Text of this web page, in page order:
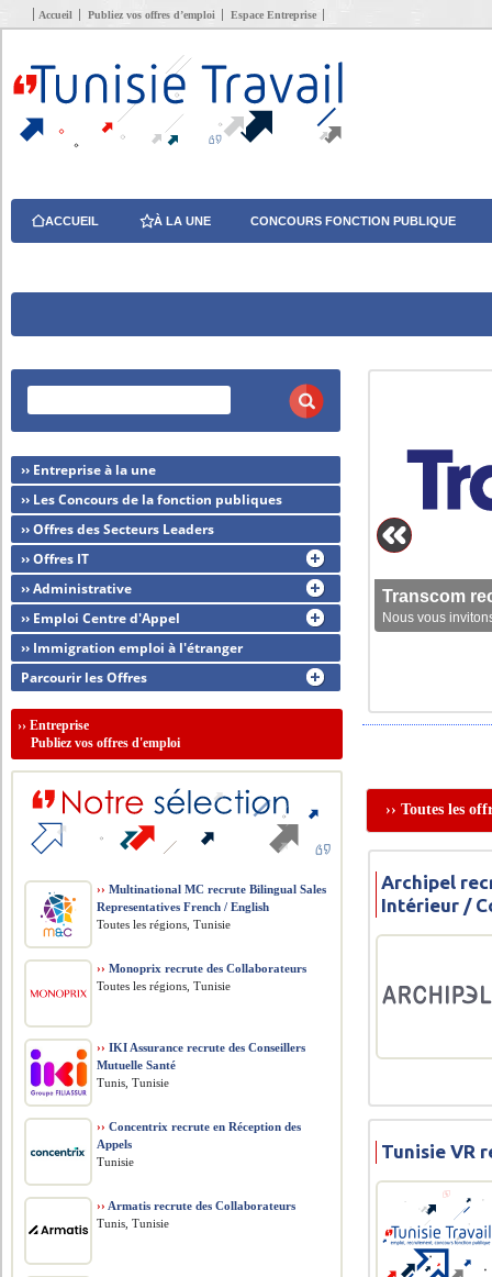
Accueil Publiez vos offres d’emploi Espace Entreprise
ACCUEIL À LA UNE CONCOURS FONCTION PUBLIQUE
Transcom
Nous vous
›› Toutes les
Archipel
Intérieur /
Tunisie VR
›› Entreprise à la une
›› Les Concours de la fonction publiques
›› Offres des Secteurs Leaders
›› Offres IT
›› Administrative
›› Emploi Centre d'Appel
›› Immigration emploi à l'étranger
Parcourir les Offres
››Entreprise
Publiez vos offres d'emploi
›› Multinational MC recrute Bilingual Sales
Representatives French / English
Toutes les régions, Tunisie
›› Monoprix recrute des Collaborateurs
Toutes les régions, Tunisie
›› IKI Assurance recrute des Conseillers
Mutuelle Santé
Tunis, Tunisie
›› Concentrix recrute en Réception des
Appels
Tunisie
›› Armatis recrute des Collaborateurs
Tunis, Tunisie